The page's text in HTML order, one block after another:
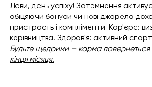
Леви, день успіху! Затемнення активує
обіцяючи бонуси чи нові джерела
пристрасть і компліменти. Кар'єра:
керівництва. Здоров'я: активний
Будьте щедрими — карма
кінця місяця.